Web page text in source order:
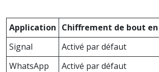
Application Chiffrement de bout
Signal
Activé par défaut
WhatsApp
Activé par défaut